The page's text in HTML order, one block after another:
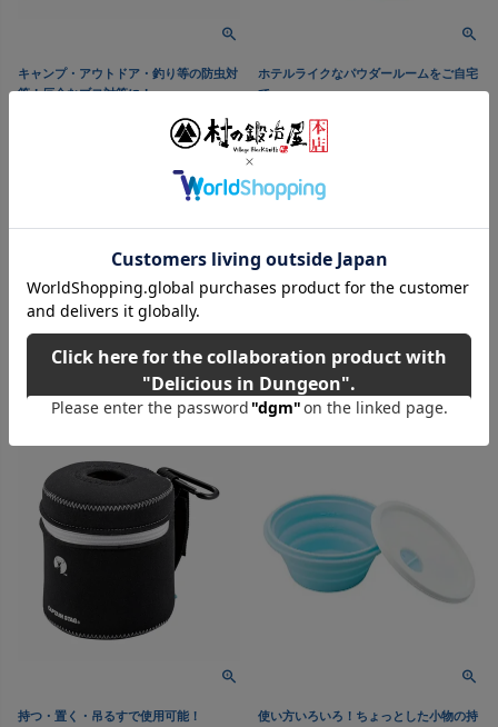
キャンプ・アウトドア・釣り等の防虫対
策！厄介なブヨ対策に！
ナチュラルケミストリーラボ
BPEファブリックスプレー ディ
ート不使用虫よけ プロユース
税込価格 ¥2,200 税込
カートに入れる
ホテルライクなパウダールームをご自宅
で
SALUS ヒューゴ ディスペ
ンサー 220ml＜佐藤金属興業
ポリレジン製 液体ソープ入
オールブラックでシックなデザ
インのサニタリー
カートに入れる
持つ・置く・吊るすで使用可能！
使い方いろいろ！ちょっとした小物の持